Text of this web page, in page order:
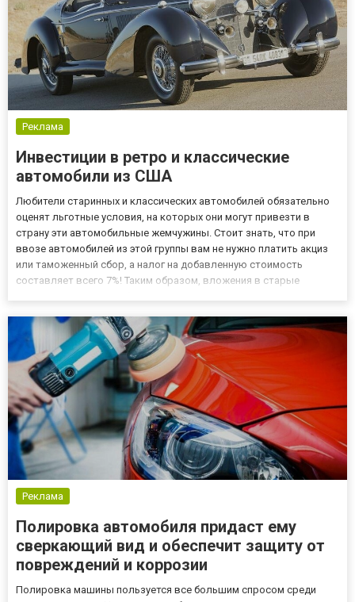
Реклама
Инвестиции в ретро и классические
автомобили из США
Любители старинных и классических автомобилей обязательно
оценят льготные условия, на которых они могут привезти в
страну эти автомобильные жемчужины. Стоит знать, что при
ввозе автомобилей из этой группы вам не нужно платить акциз
или таможенный сбор, а налог на добавленную стоимость
составляет всего 7%! Таким образом, вложения в старые
Реклама
Полировка автомобиля придаст ему
сверкающий вид и обеспечит защиту от
повреждений и коррозии
Полировка машины пользуется все большим спросом среди